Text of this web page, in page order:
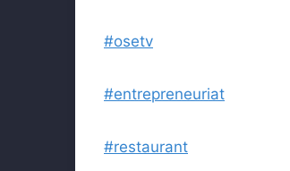
#osetv
#entrepreneuriat
#restaurant